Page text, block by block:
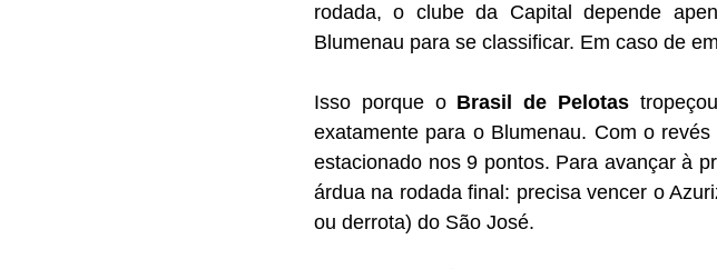
rodada, o clube da Capital depende
Blumenau para se classificar. Em caso de
Isso porque o Brasil de Pelotas
exatamente para o Blumenau. Com o
estacionado nos 9 pontos. Para avançar à
árdua na rodada final: precisa vencer o
ou derrota) do São José.